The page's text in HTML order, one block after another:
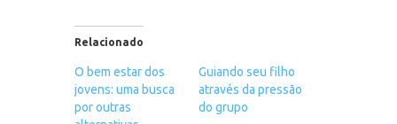
em
nova
janela)
Relacionado
O bem estar dos
jovens: uma busca
por outras
Guiando seu filho
através da pressão
do grupo